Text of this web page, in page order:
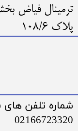
ترمینال فیاض
پلاک 108/6
02166723320